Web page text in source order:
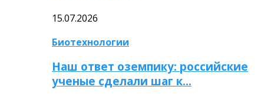
15.07.2026
Биотехнологии
Наш ответ оземпику: российские
ученые сделали шаг к…